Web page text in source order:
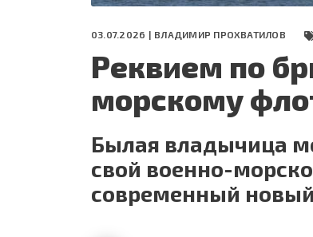
03.07.2026 | ВЛАДИМИР ПРОХВАТИЛОВ
Реквием по
морскому
Былая владычица
свой военно-
современный новый